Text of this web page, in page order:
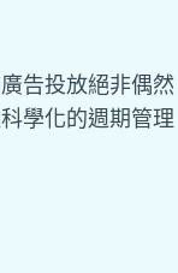
告投放絕非偶
學化的週期管